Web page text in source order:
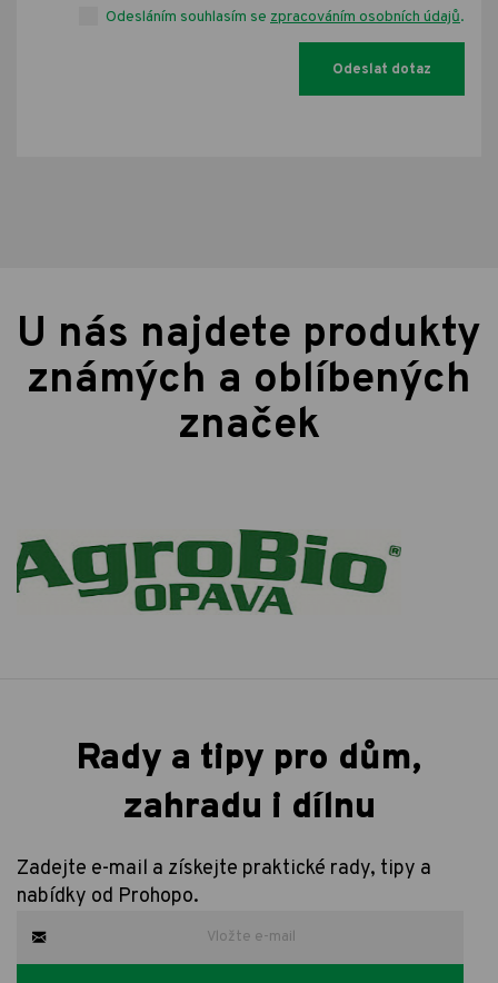
Odesláním souhlasím se zpracováním osobních údajů.
U nás najdete produkty
známých a oblíbených
značek
Rady a tipy pro dům,
zahradu i dílnu
Zadejte e-mail a získejte praktické rady, tipy a
nabídky od Prohopo.